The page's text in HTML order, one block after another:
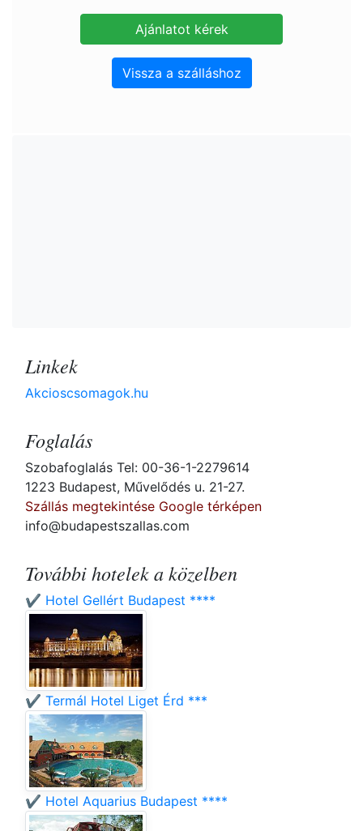
Vissza a szálláshoz
Linkek
Akcioscsomagok.hu
Foglalás
Szobafoglalás Tel: 00-36-1-2279614
1223 Budapest, Művelődés u. 21-27.
Szállás megtekintése Google térképen
info@budapestszallas.com
További hotelek a közelben
✔️ Hotel Gellért Budapest ****
✔️ Termál Hotel Liget Érd ***
✔️ Hotel Aquarius Budapest ****